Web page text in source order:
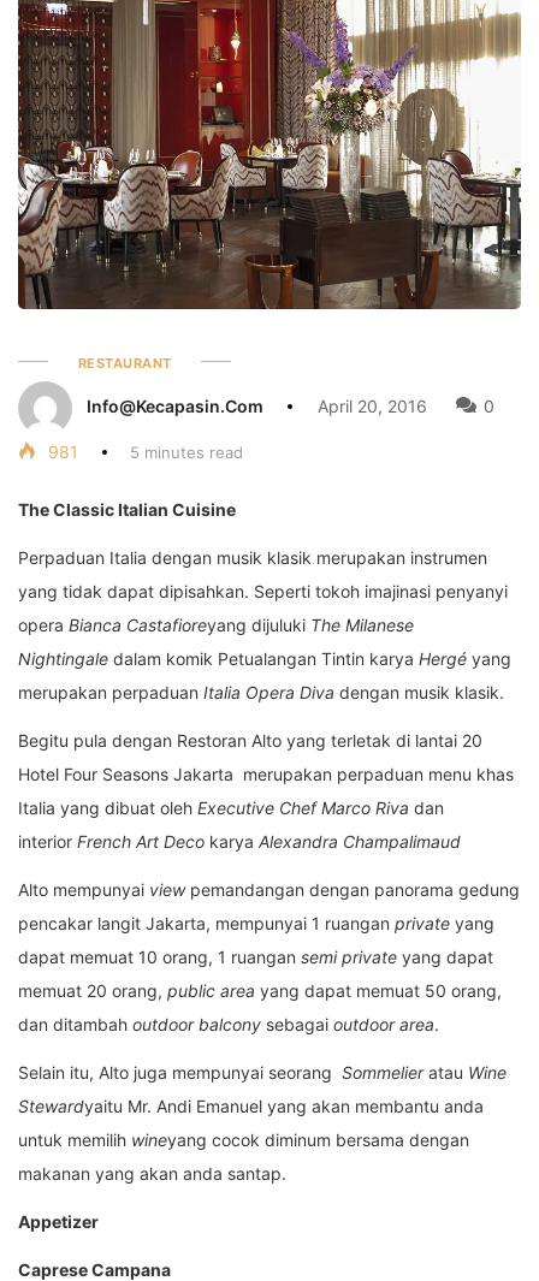
RESTAURANT
Info@kecapasin.com April 20, 2016 0
981 5 minutes read
The Classic Italian Cuisine
Perpaduan Italia dengan musik klasik merupakan instrumen
yang tidak dapat dipisahkan. Seperti tokoh imajinasi penyanyi
opera Bianca Castafioreyang dijuluki The Milanese
Nightingale dalam komik Petualangan Tintin karya Hergé yang
merupakan perpaduan Italia Opera Diva dengan musik klasik.
Begitu pula dengan Restoran Alto yang terletak di lantai 20
Hotel Four Seasons Jakarta merupakan perpaduan menu khas
Italia yang dibuat oleh Executive Chef Marco Riva dan
interior French Art Deco karya Alexandra Champalimaud
Alto mempunyai viewpemandangan dengan panorama gedung
pencakar langit Jakarta, mempunyai 1 ruangan private yang
dapat memuat 10 orang, 1 ruangan semi private yang dapat
memuat 20 orang, public area yang dapat memuat 50 orang,
dan ditambah outdoor balcony sebagai outdoor area.
Selain itu, Alto juga mempunyai seorang Sommelieratau Wine
Stewardyaitu Mr. Andi Emanuel yang akan membantu anda
untuk memilih wineyang cocok diminum bersama dengan
makanan yang akan anda santap.
Appetizer
Caprese Campana